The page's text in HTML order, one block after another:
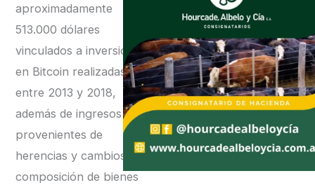
aproximadamente
513.000 dólares
vinculados a inversiones
en Bitcoin realizadas
entre 2013 y 2018,
además de ingresos
provenientes de
herencias y cambios en la
composición de bienes